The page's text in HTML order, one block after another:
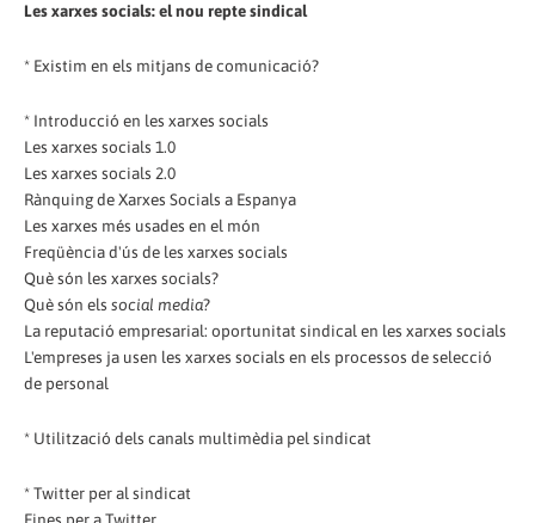
Les xarxes socials: el nou repte sindical
* Existim en els mitjans de comunicació?
* Introducció en les xarxes socials
Les xarxes socials 1.0
Les xarxes socials 2.0
Rànquing de Xarxes Socials a Espanya
Les xarxes més usades en el món
Freqüència d'ús de les xarxes socials
Què són les xarxes socials?
Què són els social media?
La reputació empresarial: oportunitat sindical en les xarxes socials
L'empreses ja usen les xarxes socials en els processos de selecció
de personal
* Utilització dels canals multimèdia pel sindicat
* Twitter per al sindicat